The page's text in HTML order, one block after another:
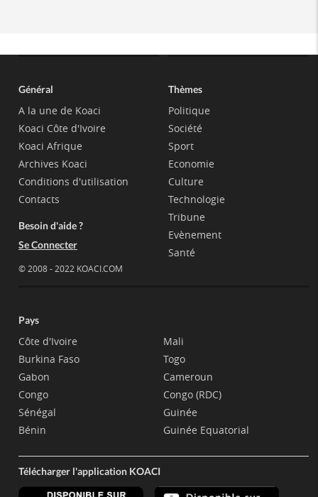
Général
A la une de Koaci
Koaci Côte d'Ivoire
Koaci Afrique
Archives Koaci
Conditions d'utilisation
Contacts
Besoin d'aide ?
Se Connecter
© 2008 - 2022 KOACI.COM
Thèmes
Politique
Société
Sport
Economie
Culture
Technologie
Tribune
Evènement
Santé
Pays
Côte d'Ivoire
Burkina Faso
Gabon
Congo
Sénégal
Bénin
Mali
Togo
Cameroun
Congo (RDC)
Guinée
Guinée Equatorial
Télécharger l'application KOACI